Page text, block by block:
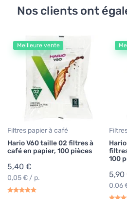
Nos clients ont
Meilleure vente
Filtres papier à café
Hario V60 taille 02 filtres à
café en papier, 100 pièces
5,40 €
0,05 € / p.
100
5,90
0,06